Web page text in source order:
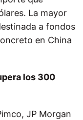
La mayor
a fondos
en China
los 300
JP Morgan